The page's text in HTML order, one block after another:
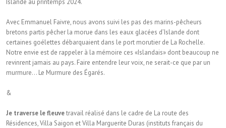
Islande au printemps 2024.
Avec Emmanuel Faivre, nous avons suivi les pas des marins-pêcheurs
bretons partis pêcher la morue dans les eaux glacées d’Islande dont
certaines goélettes débarquaient dans le port morutier de La Rochelle.
Notre envie est de rappeler à la mémoire ces «Islandais» dont beaucoup ne
revinrent jamais au pays. Faire entendre leur voix, ne serait-ce que par un
murmure… Le Murmure des Égarés.
&
Je traverse le fleuvetravail réalisé dans le cadre de La route des
Résidences, Villa Saigon et Villa Marguerite Duras (instituts français du